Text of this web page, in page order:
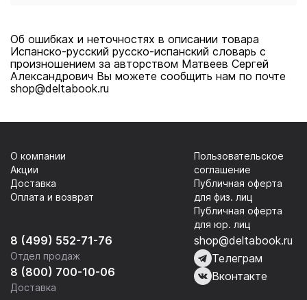
Об ошибках и неточностях в описании товара
Испанско-русский русско-испанский словарь с
произношением за авторством Матвеев Сергей
Александрович Вы можете сообщить нам по почте
shop@deltabook.ru
8 (499) 552-71-76
Отдел продаж
8 (800) 700-10-06
Доставка
О компании
Акции
Доставка
Оплата и возврат
Пользовательское
соглашение
Публичная оферта
для физ. лиц
Публичная оферта
для юр. лиц
shop@deltabook.ru
Телеграм
Вконтакте